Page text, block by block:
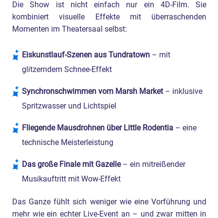
Die Show ist nicht einfach nur ein 4D-Film. Sie
kombiniert visuelle Effekte mit überraschenden
Momenten im Theatersaal selbst:
Eiskunstlauf-Szenen aus Tundratown – mit
glitzerndem Schnee-Effekt
Synchronschwimmen vom Marsh Market– inklusive
Spritzwasser und Lichtspiel
Fliegende Mausdrohnen über Little Rodentia – eine
technische Meisterleistung
Das große Finale mit Gazelle– ein mitreißender
Musikauftritt mit Wow-Effekt
Das Ganze fühlt sich weniger wie eine Vorführung und
mehr wie ein echter Live-Event an – und zwar mitten in